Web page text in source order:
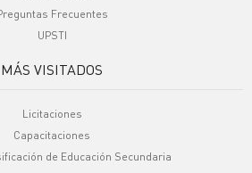
Frecuentes
UPSTI
MÁS VISITADOS
Licitaciones
Capacitaciones
de Educación Secundaria